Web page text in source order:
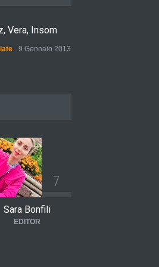
Vera, Insom
9 Gennaio 2013
7
Sara Bonfili
EDITOR